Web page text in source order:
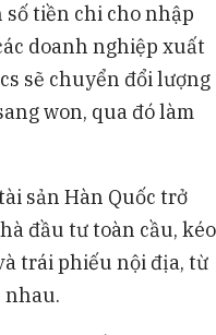
tiền chi cho nhập
doanh nghiệp xuất
sẽ chuyển đổi lượng
won, qua đó làm
sản Hàn Quốc trở
đầu tư toàn cầu, kéo
trái phiếu nội địa, từ
nhau.